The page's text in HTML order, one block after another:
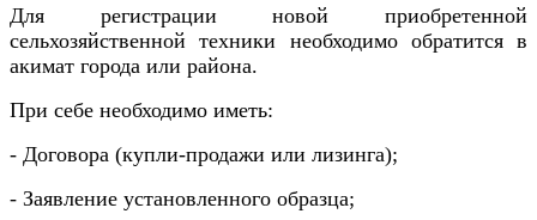
Для регистрации новой приобретенной
сельхозяйственной техники необходимо обратится в
акимат города или района.
При себе необходимо иметь:
- Договора (купли-продажи или лизинга);
- Заявление установленного образца;